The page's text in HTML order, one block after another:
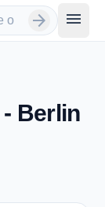
arrow_forward menu
- Berlin